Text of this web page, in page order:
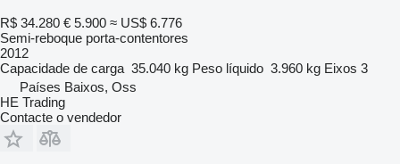
R$ 34.280 € 5.900 ≈ US$ 6.776
Semi-reboque porta-contentores
2012
Capacidade de carga 35.040 kg Peso líquido 3.960 kg Eixos 3
Países Baixos, Oss
HE Trading
Contacte o vendedor